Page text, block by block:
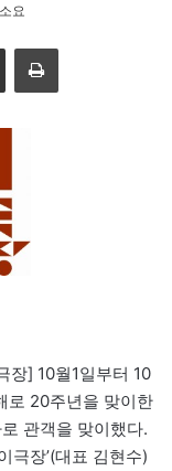
요
이메일
장] 10월1일부터 10
로 20주년을 맞이한
관객을 맞이했다.
극장’(대표 김현수)